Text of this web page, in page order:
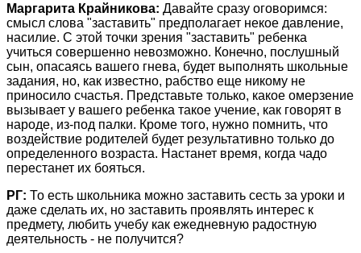
Маргарита Крайникова: Давайте сразу оговоримся:
смысл слова "заставить" предполагает некое давление,
насилие. С этой точки зрения "заставить" ребенка
учиться совершенно невозможно. Конечно, послушный
сын, опасаясь вашего гнева, будет выполнять школьные
задания, но, как известно, рабство еще никому не
приносило счастья. Представьте только, какое омерзение
вызывает у вашего ребенка такое учение, как говорят в
народе, из-под палки. Кроме того, нужно помнить, что
воздействие родителей будет результативно только до
определенного возраста. Настанет время, когда чадо
перестанет их бояться.
РГ: То есть школьника можно заставить сесть за уроки и
даже сделать их, но заставить проявлять интерес к
предмету, любить учебу как ежедневную радостную
деятельность - не получится?